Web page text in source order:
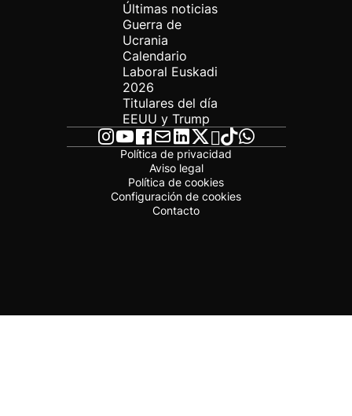
Últimas noticias
Guerra de
Ucrania
Calendario
Laboral Euskadi
2026
Titulares del día
EEUU y Trump
Política de privacidad
Aviso legal
Política de cookies
Configuración de cookies
Contacto